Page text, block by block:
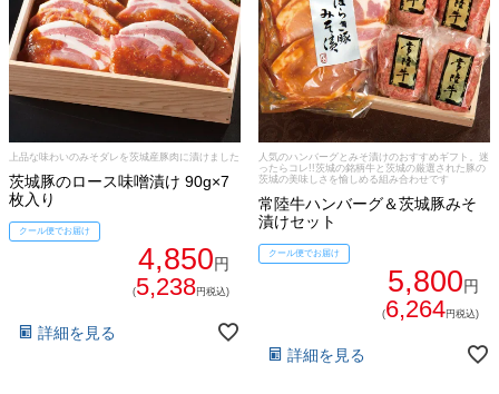
食べ方レシピ
焼き方レシピ
ご予算から選ぶ
牛肉部位一覧
コーンスープ
目録ギフト
手造りタレ
プレミアムギフト
商品券
上品な味わいのみそダレを茨城産豚肉に漬けました
茨城豚のロース味噌漬け 90g×7
枚入り
クール便でお届け
4,850円
(5,238円税込)
詳細を見る
人気のハンバーグとみそ漬けのおすすめギフト。迷
ったらコレ!!茨城の銘柄牛と茨城の厳選された豚の
茨城の美味しさを愉しめる組み合わせです
常陸牛ハンバーグ＆茨城豚みそ
漬けセット
クール便でお届け
5,800円
(6,264円税込)
詳細を見る